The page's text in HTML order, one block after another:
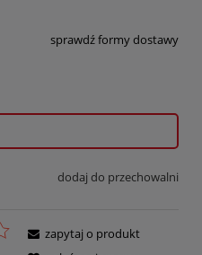
kosztów płatności
sprawdź formy dostawy
dodaj do przechowalni
zapytaj o produkt